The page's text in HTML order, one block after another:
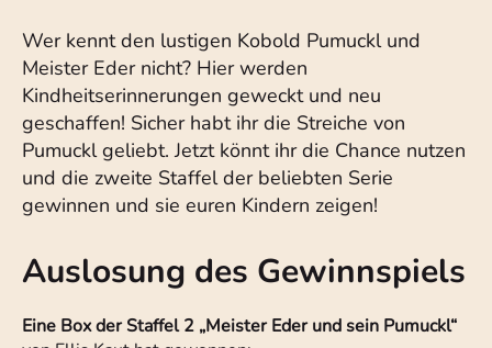
Wer kennt den lustigen Kobold Pumuckl und
Meister Eder nicht? Hier werden
Kindheitserinnerungen geweckt und neu
geschaffen! Sicher habt ihr die Streiche von
Pumuckl geliebt. Jetzt könnt ihr die Chance nutzen
und die zweite Staffel der beliebten Serie
gewinnen und sie euren Kindern zeigen!
Auslosung des Gewinnspiels
Eine Box der Staffel 2 „Meister Eder und sein Pumuckl“